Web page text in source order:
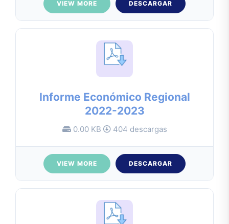
VIEW MORE DESCARGAR
Informe Económico Regional
2022-2023
0.00 KB 404 descargas
VIEW MORE DESCARGAR